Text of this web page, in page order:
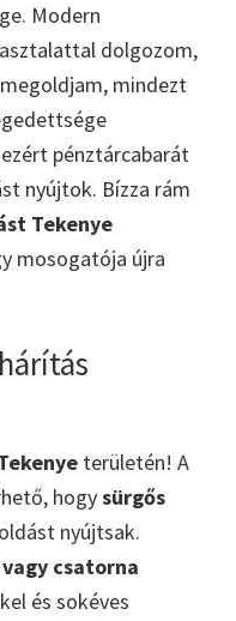
Modern
dolgozom,
mindezt
pénztárcabarát
nyújtok. Bízza rám
Tekenye
mosogatója újra
területén! A
hogysürgős
nyújtsak.
csatorna
és sokéves